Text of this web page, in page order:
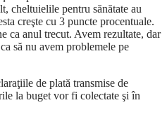
cheltuielile pentru sănătate au
creşte cu 3 puncte procentuale.
ca anul trecut. Avem rezultate, dar
să nu avem problemele pe
de plată transmise de
la buget vor fi colectate şi în